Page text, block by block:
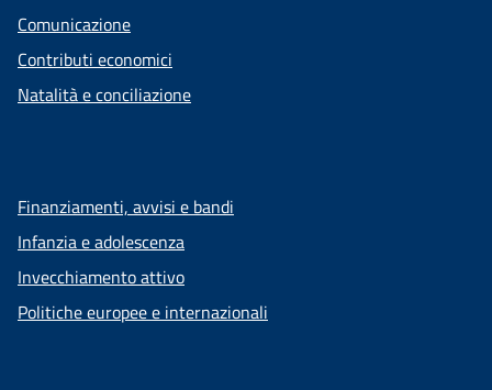
Comunicazione
Contributi economici
Natalità e conciliazione
Finanziamenti, avvisi e bandi
Infanzia e adolescenza
Invecchiamento attivo
Politiche europee e internazionali